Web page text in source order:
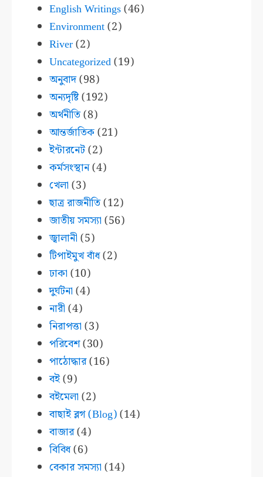
English Writings(46)
Environment(2)
River(2)
Uncategorized(19)
অনুবাদ(98)
অন্যদৃষ্টি(192)
অর্থনীতি(8)
আন্তর্জাতিক(21)
ইন্টারনেট(2)
কর্মসংস্থান(4)
খেলা (3)
ছাত্র রাজনীতি(12)
জাতীয় সমস্যা (56)
জ্বালানী (5)
টিপাইমুখ বাঁধ(2)
ঢাকা (10)
দুর্ঘটনা (4)
নারী (4)
নিরাপত্তা (3)
পরিবেশ(30)
পাঠোদ্ধার(16)
বই(9)
বইমেলা (2)
বাছাই ব্লগ (Blog)(14)
বাজার(4)
বিবিধ(6)
বেকার সমস্যা (14)